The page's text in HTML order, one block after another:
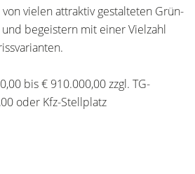
vielen attraktiv gestalteten Grün-
begeistern mit einer Vielzahl
bis € 910.000,00 zzgl. TG-
oder Kfz-Stellplatz